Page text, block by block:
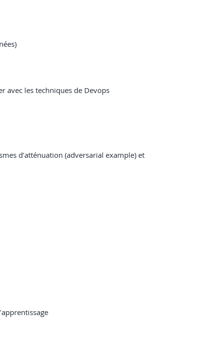
avec les techniques de Devops
d’atténuation (adversarial example) et